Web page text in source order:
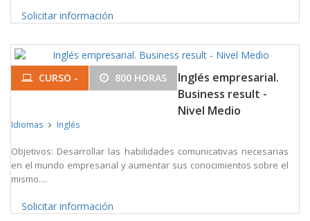
Solicitar información
CURSO - 800 HORAS
Inglés empresarial.
Business result -
Nivel Medio
Idiomas Inglés
Objetivos: Desarrollar las habilidades comunicativas necesarias
en el mundo empresarial y aumentar sus conocimientos sobre el
mismo....
Solicitar información